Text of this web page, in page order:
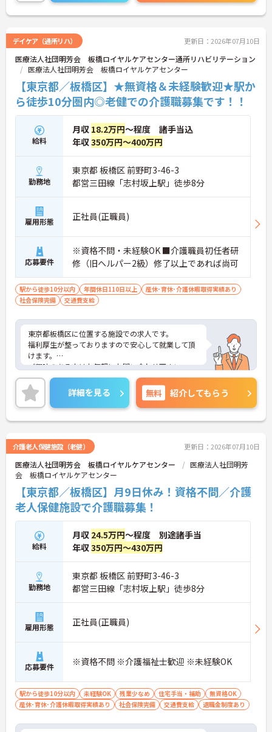
デイケア（通所リハ） 更新日：2026年07月10日
医療法人社団明芳会 板橋ロイヤルケアセンター通所リハビリテーション
医療法人社団明芳会 板橋ロイヤルケアセンター
【東京都／板橋区】★無資格＆未経験歓迎★駅か
ら徒歩10分圏内◎老健での介護職募集です！！
給料
月収 18.2万円～程度 諸手当込
年収350万円～400万円
勤務地
東京都 板橋区 前野町3-46-3
都営三田線「志村坂上駅」徒歩8分
雇用形態 正社員(正職員)
応募要件
※資格不問・未経験OK ■介護職員初任者研
修（旧ヘルパー2級）修了以上であれば尚可
駅から徒歩10分以内 年間休日110日以上
産休･育休･介護休暇取得実績あり
社会保険完備
交通費支給
東京都板橋区に位置する施設での求人です。
福利厚生が整っておりますので安心して就業して頂
けます。
ご興味のある方はお気軽にお問い合わせ下さい。
詳細を見る 無料 紹介してもらう
介護老人保健施設（老健） 更新日：2026年07月10日
医療法人社団明芳会 板橋ロイヤルケアセンター
医療法人社団明芳
会 板橋ロイヤルケアセンター
【東京都／板橋区】月9日休み！資格不問／介護
老人保健施設で介護職募集！
給料
月収 24.5万円～程度 別途諸手当
年収350万円～430万円
勤務地
東京都 板橋区 前野町3-46-3
都営三田線「志村坂上駅」徒歩8分
雇用形態 正社員(正職員)
応募要件 ※資格不問 ※介護福祉士歓迎 ※未経験OK
駅から徒歩10分以内 未経験OK 残業少なめ 住宅手当・補助
無資格OK
産休･育休･介護休暇取得実績あり
社会保険完備 交通費支給 退職金制度あり